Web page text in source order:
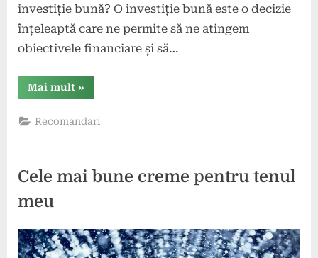
investiție bună? O investiție bună este o decizie
înțeleaptă care ne permite să ne atingem
obiectivele financiare și să…
Mai mult“Cea
mai
investiție
pentru
»
Recomandari
Cele mai bune creme pentru tenul
meu
Posted
1
By
comunicat